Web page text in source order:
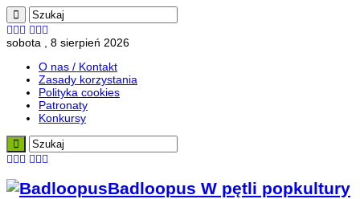
sobota , 8 sierpień 2026
O nas / Kontakt
Zasady korzystania
Polityka cookies
Patronaty
Konkursy
Badloopus W pętli popkultury